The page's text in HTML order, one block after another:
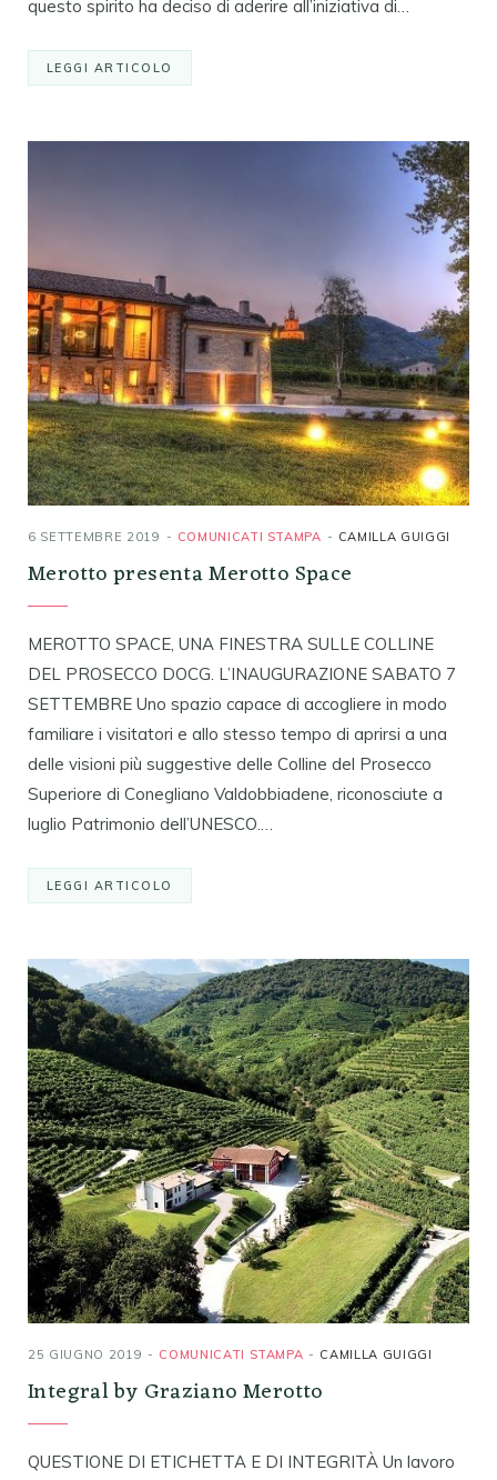
questo spirito ha deciso di aderire all’iniziativa di…
LEGGI ARTICOLO
6 SETTEMBRE 2019 COMUNICATI STAMPA CAMILLA GUIGGI
Merotto presenta Merotto Space
MEROTTO SPACE, UNA FINESTRA SULLE COLLINE
DEL PROSECCO DOCG. L’INAUGURAZIONE SABATO 7
SETTEMBRE Uno spazio capace di accogliere in modo
familiare i visitatori e allo stesso tempo di aprirsi a una
delle visioni più suggestive delle Colline del Prosecco
Superiore di Conegliano Valdobbiadene, riconosciute a
luglio Patrimonio dell’UNESCO.…
LEGGI ARTICOLO
25 GIUGNO 2019 COMUNICATI STAMPA CAMILLA GUIGGI
Integral by Graziano Merotto
QUESTIONE DI ETICHETTA E DI INTEGRITÀ Un lavoro